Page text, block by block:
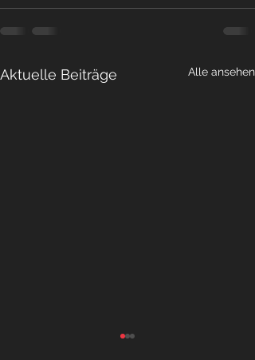
Aktuelle Beiträge Alle ansehen